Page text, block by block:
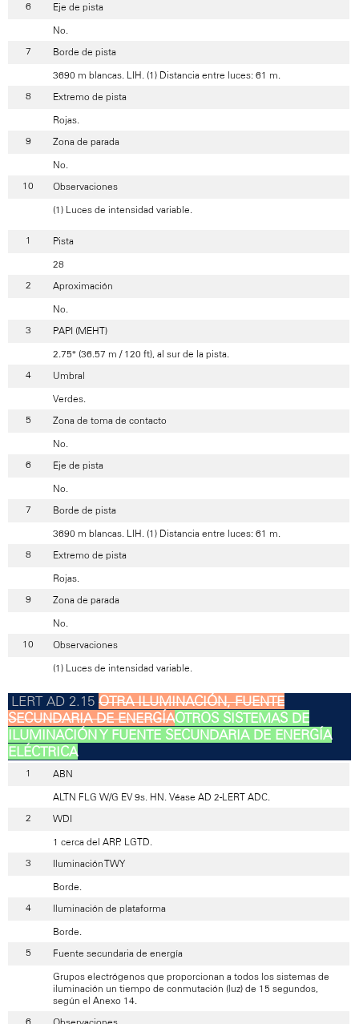
Eje de pista
No.
Borde de pista
3690 m blancas. LIH. (1) Distancia entre luces: 61 m.
Extremo de pista
Rojas.
Zona de parada
No.
Observaciones
(1) Luces de intensidad variable.
Pista
28
Aproximación
No.
PAPI (MEHT)
2.75° (36.57 m / 120 ft), al sur de la pista.
Umbral
Verdes.
Zona de toma de contacto
No.
Eje de pista
No.
Borde de pista
3690 m blancas. LIH. (1) Distancia entre luces: 61 m.
Extremo de pista
Rojas.
Zona de parada
No.
Observaciones
(1) Luces de intensidad variable.
OTRA ILUMINACIÓN, FUENTE
SECUNDARIA DE ENERGÍAOTROS SISTEMAS DE
ILUMINACIÓN Y FUENTE SECUNDARIA DE ENERGÍA
ELÉCTRICA
ABN
ALTN FLG W/G EV 9s. HN. Véase AD 2-LERT ADC.
WDI
1 cerca del ARP. LGTD.
Iluminación TWY
Borde.
Iluminación de plataforma
Borde.
Fuente secundaria de energía
Grupos electrógenos que proporcionan a todos los sistemas de
iluminación un tiempo de conmutación (luz) de 15 segundos,
según el Anexo 14.